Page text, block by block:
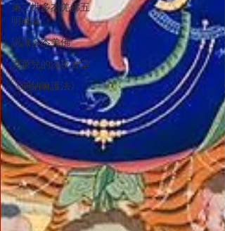
第三世多杰羌佛五
明成就
認識多杰羌佛
克萊兒的深夜實堂
《弱納嘛護法》